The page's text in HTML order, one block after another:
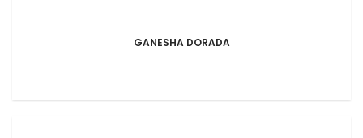
GANESHA DORADA